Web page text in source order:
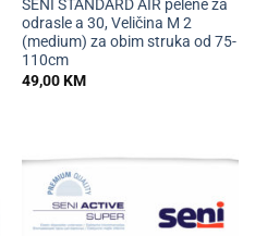
SENI STANDARD AIR pelene za
odrasle a 30, Veličina M 2
(medium) za obim struka od 75-
110cm
49,00KM